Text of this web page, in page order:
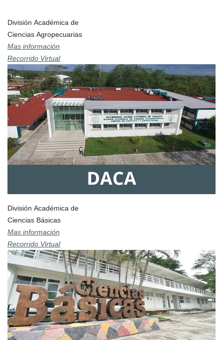
División Académica de
Ciencias Agropecuarias
Mas información
Recorrido Virtual
División Académica de
Ciencias Básicas
Mas información
Recorrido Virtual